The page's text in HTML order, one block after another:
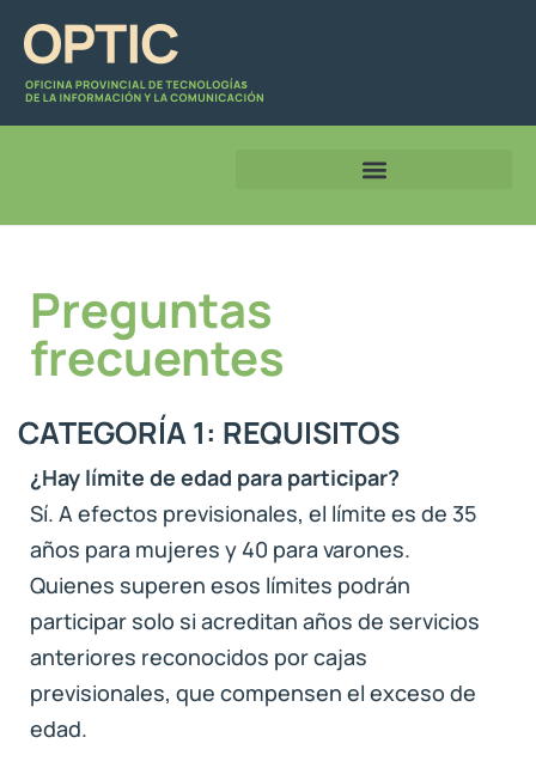
Preguntas
frecuentes
CATEGORÍA 1: REQUISITOS
¿Hay límite de edad para participar?
Sí. A efectos previsionales, el límite es de 35
años para mujeres y 40 para varones.
Quienes superen esos límites podrán
participar solo si acreditan años de servicios
anteriores reconocidos por cajas
previsionales, que compensen el exceso de
edad.